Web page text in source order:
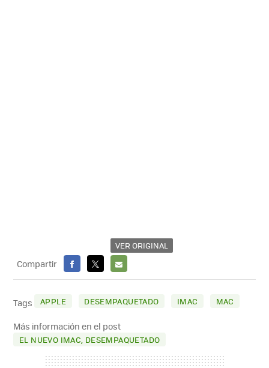
VER ORIGINAL
Compartir
FACEBOOK
X
E-
MAIL
Tags APPLE DESEMPAQUETADO IMAC MAC
Más información en el post
EL NUEVO IMAC, DESEMPAQUETADO